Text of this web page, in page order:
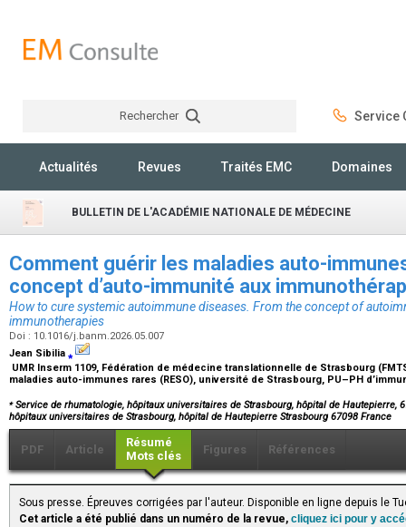
Rechercher Service
Actualités Revues Traités EMC Domaines
BULLETIN DE L'ACADÉMIE NATIONALE DE MÉDECINE
Comment guérir les maladies auto-
concept d’auto-immunité aux
How to cure systemic autoimmune diseases. From the concept of
immunotherapies
Doi : 10.1016/j.banm.2026.05.007
Jean Sibilia ⁎
UMR Inserm 1109, Fédération de médecine translationnelle de Strasbourg
maladies auto-immunes rares (RESO), université de Strasbourg, PU–PH
⁎Service de rhumatologie, hôpitaux universitaires de Strasbourg, hôpital de Hautepierre,
hôpitaux universitaires de Strasbourg, hôpital de Hautepierre Strasbourg 67098 France
PDF Article
Résumé
Mots clés
Figures Références
Sous presse. Épreuves corrigées par l'auteur. Disponible en ligne depuis le
Cet article a été publié dans un numéro de la revue, cliquez ici pour y